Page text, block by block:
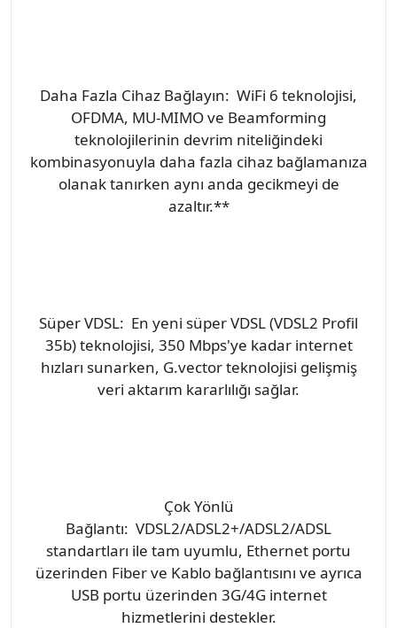
Daha Fazla Cihaz Bağlayın: WiFi 6 teknolojisi,
OFDMA, MU-MIMO ve Beamforming
teknolojilerinin devrim niteliğindeki
kombinasyonuyla daha fazla cihaz bağlamanıza
olanak tanırken aynı anda gecikmeyi de
azaltır.**
Süper VDSL: En yeni süper VDSL (VDSL2 Profil
35b) teknolojisi, 350 Mbps'ye kadar internet
hızları sunarken, G.vector teknolojisi gelişmiş
veri aktarım kararlılığı sağlar.
Çok Yönlü
Bağlantı: VDSL2/ADSL2+/ADSL2/ADSL
standartları ile tam uyumlu, Ethernet portu
üzerinden Fiber ve Kablo bağlantısını ve ayrıca
USB portu üzerinden 3G/4G internet
hizmetlerini destekler.